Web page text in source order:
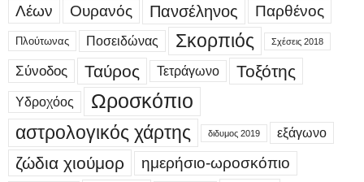
Λέων
Ουρανός Πανσέληνος Παρθένος
Πλούτωνας Ποσειδώνας Σκορπιός Σχέσεις 2018
Σύνοδος Ταύρος Τετράγωνο Τοξότης
Υδροχόος Ωροσκόπιο
αστρολογικός χάρτης διδυμος 2019 εξάγωνο
ζώδια χιούμορ ημερήσιο-ωροσκόπιο